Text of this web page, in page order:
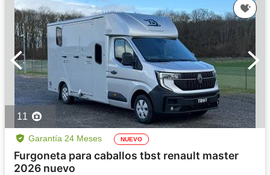
11
Garantía 24 Meses NUEVO
Furgoneta para caballos tbst renault master
2026 nuevo